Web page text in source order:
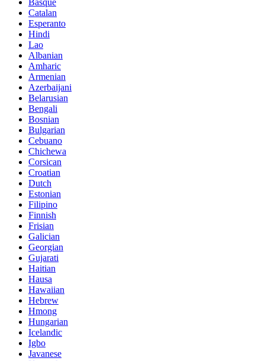
Catalan
Esperanto
Hindi
Lao
Albanian
Amharic
Armenian
Azerbaijani
Belarusian
Bengali
Bosnian
Bulgarian
Cebuano
Chichewa
Corsican
Croatian
Dutch
Estonian
Filipino
Finnish
Frisian
Galician
Georgian
Gujarati
Haitian
Hausa
Hawaiian
Hebrew
Hmong
Hungarian
Icelandic
Igbo
Javanese